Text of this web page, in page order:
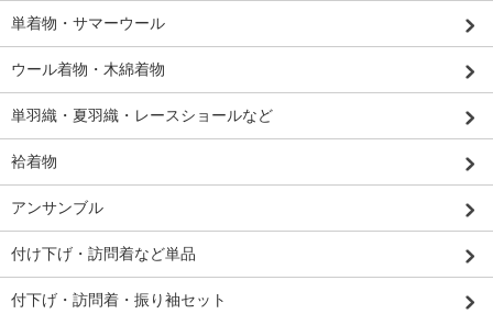
単着物・サマーウール
ウール着物・木綿着物
単羽織・夏羽織・レースショールなど
袷着物
アンサンブル
付け下げ・訪問着など単品
付下げ・訪問着・振り袖セット